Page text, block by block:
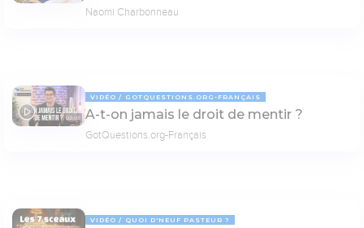
Naomi Charbonneau
03:08
VIDÉO GOTQUESTIONS.ORG-FRANÇAIS
A-t-on jamais le droit de mentir ?
GotQuestions.org-Français
VIDÉO QUOI D'NEUF PASTEUR ?